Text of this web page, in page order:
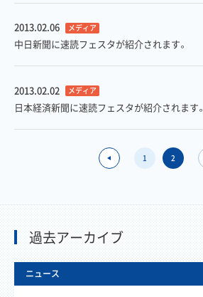
2013.02.06 メディア
中日新聞に速読フェスタが紹介されます。
2013.02.02 メディア
日本経済新聞に速読フェスタが紹介されます。
1 2
過去アーカイブ
ニュース